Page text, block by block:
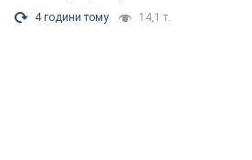
4 години тому 14,1 т.